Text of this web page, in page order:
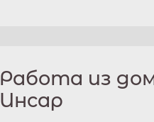
Работа из
Инсар